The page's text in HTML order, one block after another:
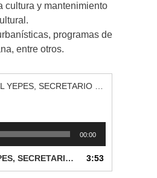
cultura y mantenimiento
programas de
entre otros.
00:00
DE PLANEACION. PLUSVALIA 3:53